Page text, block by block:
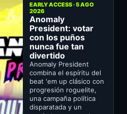
EARLY ACCESS · 5 AGO
2026
Anomaly
President: votar
con los puños
nunca fue tan
divertido
Anomaly President
combina el espíritu del
beat 'em up clásico con
progresión roguelite,
una campaña política
disparatada y un